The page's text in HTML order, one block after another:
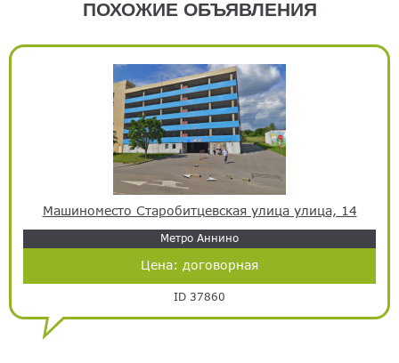
ПОХОЖИЕ ОБЪЯВЛЕНИЯ
Машиноместо Старобитцевская улица улица, 14
Метро Аннино
Цена: договорная
ID 37860